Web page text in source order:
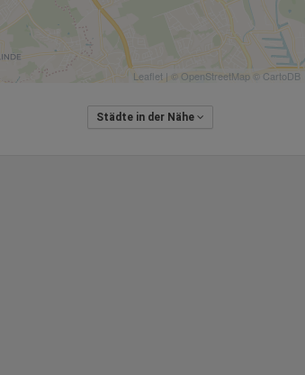
Leaflet | © OpenStreetMap © CartoDB
Städte in der Nähe